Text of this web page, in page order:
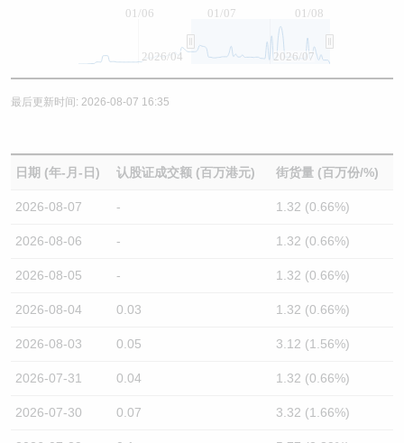
01/07
01/06 01/08
2026/04 2026/07
最后更新时间: 2026-08-07 16:35
日期 (年-月-日) 认股证成交额 (百万港元) 街货量 (百万份/%)
2026-08-07 - 1.32 (0.66%)
2026-08-06 - 1.32 (0.66%)
2026-08-05 - 1.32 (0.66%)
2026-08-04 0.03 1.32 (0.66%)
2026-08-03 0.05 3.12 (1.56%)
2026-07-31 0.04 1.32 (0.66%)
2026-07-30 0.07 3.32 (1.66%)